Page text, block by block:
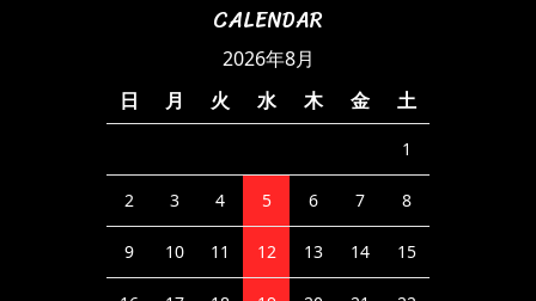
CALENDAR
2026年8月
日
月 火 水 木 金 土
1
2 3 4 5 6 7 8
9 10 11 12 13 14 15